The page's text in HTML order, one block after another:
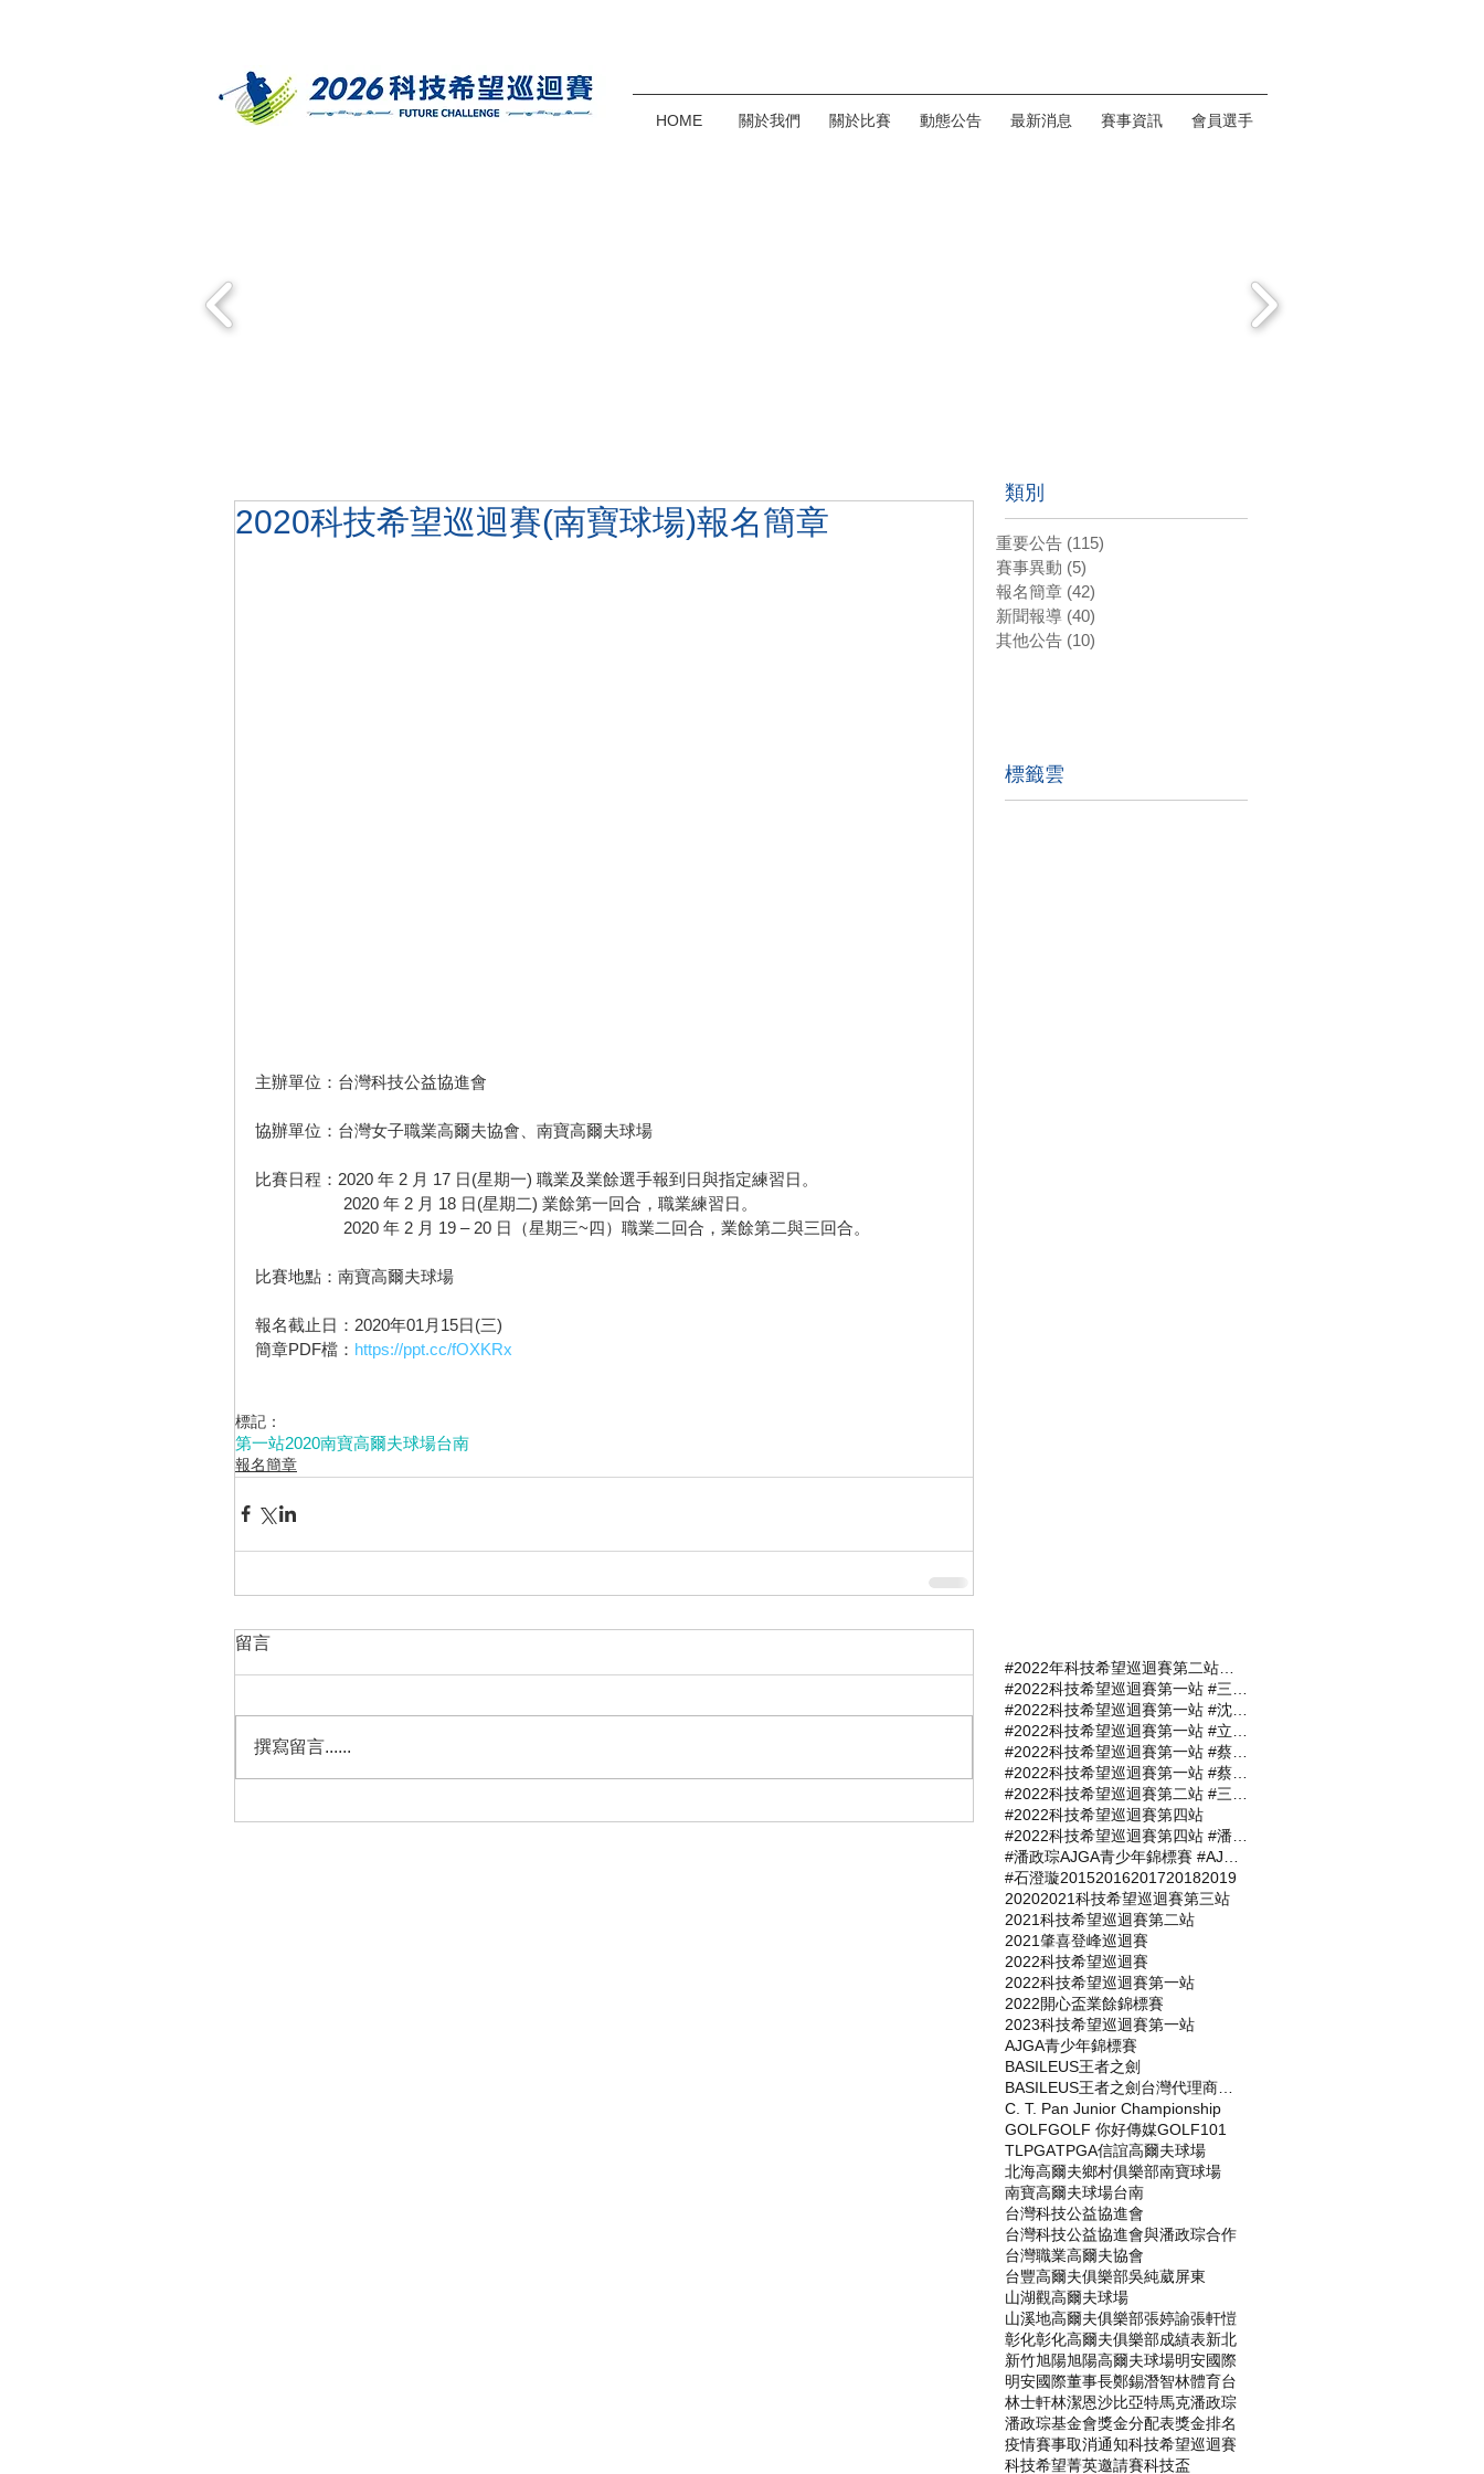
HOME 關於我們 關於比賽 動態公告 最新消息 賽事資訊 會員選手
2020科技希望巡迴賽(南寶球場)報名簡章
主辦單位：台灣科技公益協進會
協辦單位：台灣女子職業高爾夫協會、南寶高爾夫球場
比賽日程：2020 年 2 月 17 日(星期一) 職業及業餘選手報到日與指定練習日。
                    2020 年 2 月 18 日(星期二) 業餘第一回合，職業練習日。
                    2020 年 2 月 19 – 20 日（星期三~四）職業二回合，業餘第二與三回合。
比賽地點：南寶高爾夫球場
報名截止日：2020年01月15日(三)
簡章PDF檔： https://ppt.cc/fOXKRx
標記：
第一站2020南寶高爾夫球場台南
報名簡章
留言
撰寫留言......
類別
重要公告 (115)
賽事異動 (5)
報名簡章 (42)
新聞報導 (40)
其他公告 (10)
標籤雲
#2022科技希望巡迴賽第四站
#石澄璇20152016201720182019
20202021科技希望巡迴賽第三站
2021科技希望巡迴賽第二站
2021肇喜登峰巡迴賽
2022科技希望巡迴賽
2022科技希望巡迴賽第一站
2022開心盃業餘錦標賽
2023科技希望巡迴賽第一站
AJGA青少年錦標賽
BASILEUS王者之劍
C. T. Pan Junior Championship
GOLFGOLF 你好傳媒GOLF101
TLPGATPGA信誼高爾夫球場
北海高爾夫鄉村俱樂部南寶球場
南寶高爾夫球場台南
台灣科技公益協進會
台灣科技公益協進會與潘政琮合作
台灣職業高爾夫協會
台豐高爾夫俱樂部吳純葳屏東
山湖觀高爾夫球場
山溪地高爾夫俱樂部張婷諭張軒愷
彰化彰化高爾夫俱樂部成績表新北
新竹旭陽旭陽高爾夫球場明安國際
明安國際董事長鄭錫潛智林體育台
林士軒林潔恩沙比亞特馬克潘政琮
潘政琮基金會獎金分配表獎金排名
疫情賽事取消通知科技希望巡迴賽
科技希望菁英邀請賽科技盃